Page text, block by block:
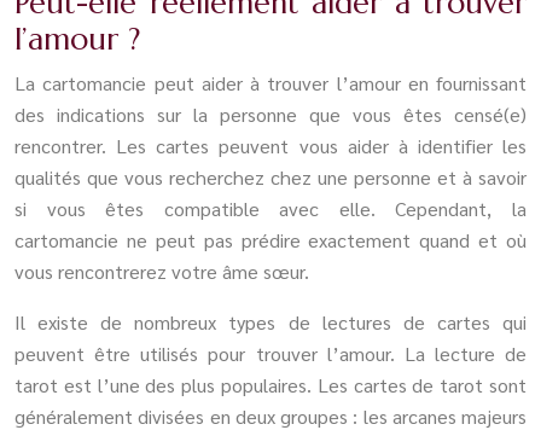
l’amour ?
La cartomancie peut aider à trouver l’amour en fournissant
des indications sur la personne que vous êtes censé(e)
rencontrer. Les cartes peuvent vous aider à identifier les
qualités que vous recherchez chez une personne et à savoir
si vous êtes compatible avec elle. Cependant, la
cartomancie ne peut pas prédire exactement quand et où
vous rencontrerez votre âme sœur.
Il existe de nombreux types de lectures de cartes qui
peuvent être utilisés pour trouver l’amour. La lecture de
tarot est l’une des plus populaires. Les cartes de tarot sont
généralement divisées en deux groupes : les arcanes majeurs